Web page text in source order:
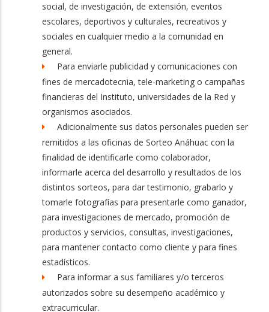
social, de investigación, de extensión, eventos
escolares, deportivos y culturales, recreativos y
sociales en cualquier medio a la comunidad en
general.
Para enviarle publicidad y comunicaciones con
fines de mercadotecnia, tele-marketing o campañas
financieras del Instituto, universidades de la Red y
organismos asociados.
Adicionalmente sus datos personales pueden ser
remitidos a las oficinas de Sorteo Anáhuac con la
finalidad de identificarle como colaborador,
informarle acerca del desarrollo y resultados de los
distintos sorteos, para dar testimonio, grabarlo y
tomarle fotografías para presentarle como ganador,
para investigaciones de mercado, promoción de
productos y servicios, consultas, investigaciones,
para mantener contacto como cliente y para fines
estadísticos.
Para informar a sus familiares y/o terceros
autorizados sobre su desempeño académico y
extracurricular.